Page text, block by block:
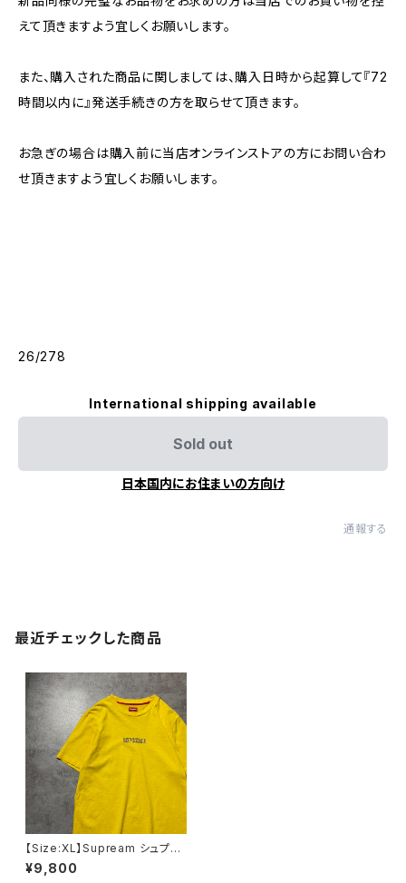
えて頂きますよう宜しくお願いします。
また、購入された商品に関しましては、購入日時から起算して『72
時間以内に』発送手続きの方を取らせて頂きます。
お急ぎの場合は購入前に当店オンラインストアの方にお問い合わ
せ頂きますよう宜しくお願いします。
26/278
International shipping available
Sold out
日本国内にお住まいの方向け
通報する
最近チェックした商品
【Size:XL】Supream シュプリ
ーム センタープリント ヘビ
ーオンス イエロー Tシャツ
¥9,800